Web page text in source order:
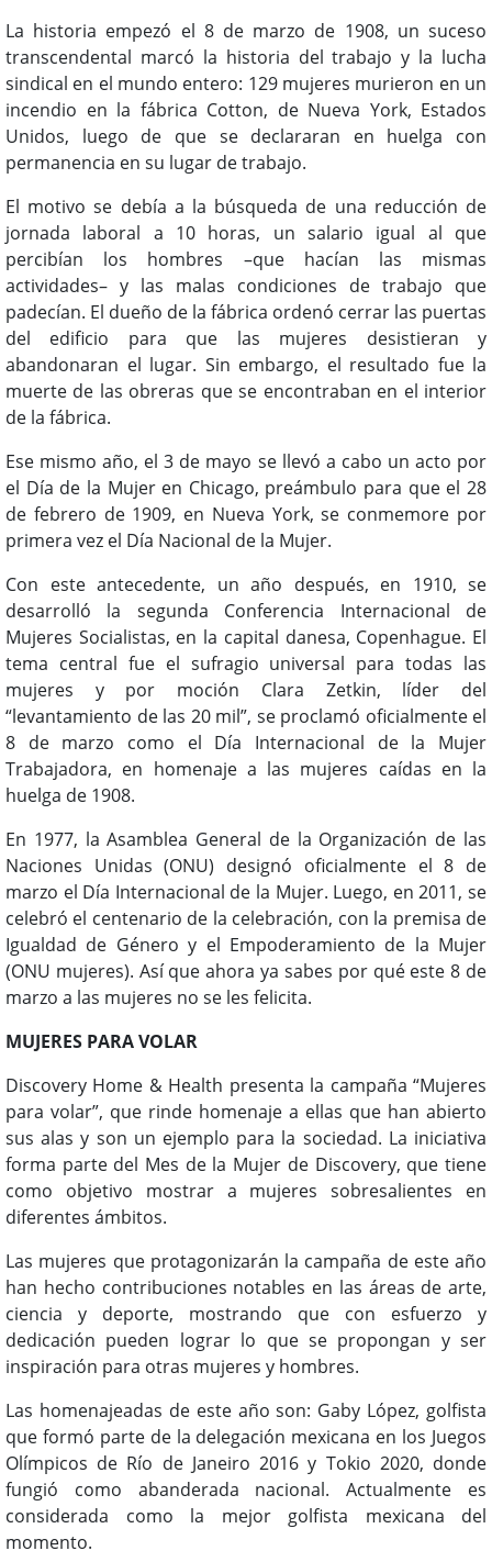
La historia empezó el 8 de marzo de 1908, un suceso
transcendental marcó la historia del trabajo y la lucha
sindical en el mundo entero: 129 mujeres murieron en un
incendio en la fábrica Cotton, de Nueva York, Estados
Unidos, luego de que se declararan en huelga con
permanencia en su lugar de trabajo.
El motivo se debía a la búsqueda de una reducción de
jornada laboral a 10 horas, un salario igual al que
percibían los hombres –que hacían las mismas
actividades– y las malas condiciones de trabajo que
padecían. El dueño de la fábrica ordenó cerrar las puertas
del edificio para que las mujeres desistieran y
abandonaran el lugar. Sin embargo, el resultado fue la
muerte de las obreras que se encontraban en el interior
de la fábrica.
Ese mismo año, el 3 de mayo se llevó a cabo un acto por
el Día de la Mujer en Chicago, preámbulo para que el 28
de febrero de 1909, en Nueva York, se conmemore por
primera vez el Día Nacional de la Mujer.
Con este antecedente, un año después, en 1910, se
desarrolló la segunda Conferencia Internacional de
Mujeres Socialistas, en la capital danesa, Copenhague. El
tema central fue el sufragio universal para todas las
mujeres y por moción Clara Zetkin, líder del
“levantamiento de las 20 mil”, se proclamó oficialmente el
8 de marzo como el Día Internacional de la Mujer
Trabajadora, en homenaje a las mujeres caídas en la
huelga de 1908.
En 1977, la Asamblea General de la Organización de las
Naciones Unidas (ONU) designó oficialmente el 8 de
marzo el Día Internacional de la Mujer. Luego, en 2011, se
celebró el centenario de la celebración, con la premisa de
Igualdad de Género y el Empoderamiento de la Mujer
(ONU mujeres). Así que ahora ya sabes por qué este 8 de
marzo a las mujeres no se les felicita.
MUJERES PARA VOLAR
Discovery Home & Health presenta la campaña “Mujeres
para volar”, que rinde homenaje a ellas que han abierto
sus alas y son un ejemplo para la sociedad. La iniciativa
forma parte del Mes de la Mujer de Discovery, que tiene
como objetivo mostrar a mujeres sobresalientes en
diferentes ámbitos.
Las mujeres que protagonizarán la campaña de este año
han hecho contribuciones notables en las áreas de arte,
ciencia y deporte, mostrando que con esfuerzo y
dedicación pueden lograr lo que se propongan y ser
inspiración para otras mujeres y hombres.
Las homenajeadas de este año son: Gaby López, golfista
que formó parte de la delegación mexicana en los Juegos
Olímpicos de Río de Janeiro 2016 y Tokio 2020, donde
fungió como abanderada nacional. Actualmente es
considerada como la mejor golfista mexicana del
momento.